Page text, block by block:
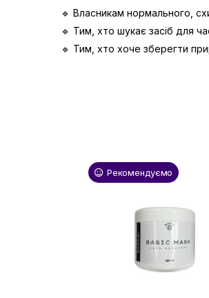
🔹 Власникам нормального,
🔹 Тим, хто шукає засіб для
🔹 Тим, хто хоче зберегти
Рекомендуємо